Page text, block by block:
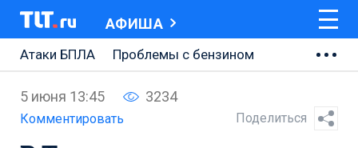
АФИША
Атаки БПЛА
Проблемы с бензином
Ремонт Центральной площади
5 июня 13:45 3234
Комментировать Поделиться